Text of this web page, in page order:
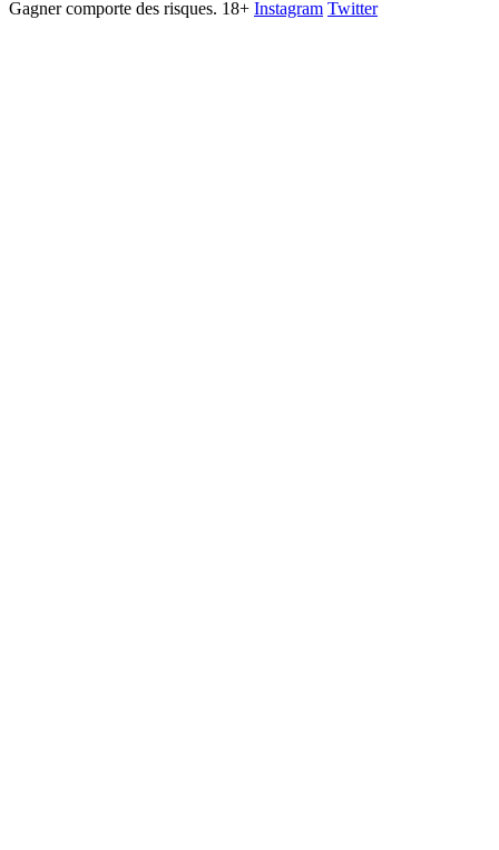
Gagner comporte des risques. 18+ Instagram Twitter